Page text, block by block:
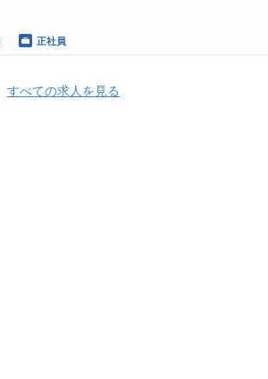
正社員
すべての求人を見る